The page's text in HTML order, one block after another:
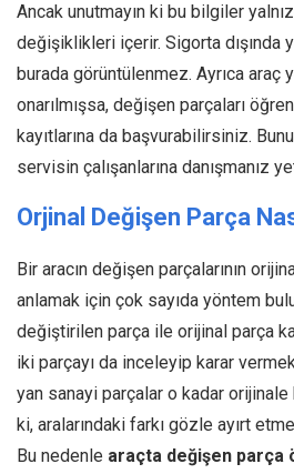
Ancak unutmayın ki bu bilgiler
değişiklikleri içerir. Sigorta dışında
burada görüntülenmez. Ayrıca
onarılmışsa, değişen parçaları
kayıtlarına da başvurabilirsiniz.
servisin çalışanlarına danışmanız
Orjinal Değişen Parça
Bir aracın değişen parçalarının
anlamak için çok sayıda yöntem
değiştirilen parça ile orijinal parça
iki parçayı da inceleyip karar
yan sanayi parçalar o kadar
ki, aralarındaki farkı gözle ayırt
Bu nedenle araçta değişen parça